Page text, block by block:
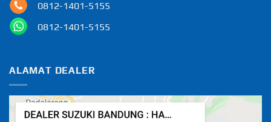
0812-1401-5155
0812-1401-5155
ALAMAT DEALER